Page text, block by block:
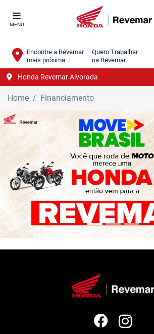
MENU
Encontre a Revemar
mais próxima
Quero Trabalhar
na Revemar
Honda Revemar Alvorada
Home Financiamento
templates.template-